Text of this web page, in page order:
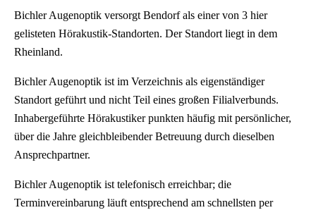
Bichler Augenoptik versorgt Bendorf als einer von 3 hier
gelisteten Hörakustik-Standorten. Der Standort liegt in dem
Rheinland.
Bichler Augenoptik ist im Verzeichnis als eigenständiger
Standort geführt und nicht Teil eines großen Filialverbunds.
Inhabergeführte Hörakustiker punkten häufig mit persönlicher,
über die Jahre gleichbleibender Betreuung durch dieselben
Ansprechpartner.
Bichler Augenoptik ist telefonisch erreichbar; die
Terminvereinbarung läuft entsprechend am schnellsten per